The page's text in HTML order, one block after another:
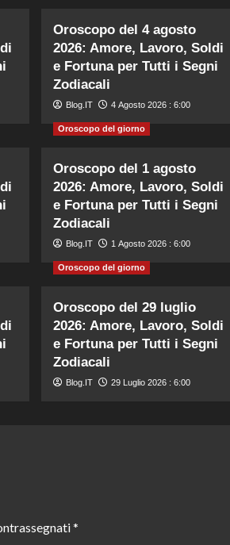
Oroscopo del 4 agosto
2026: Amore, Lavoro, Soldi
e Fortuna per Tutti i Segni
Zodiacali
Blog.IT 4 Agosto 2026 : 6:00
Oroscopo del giorno
Oroscopo del 1 agosto
2026: Amore, Lavoro, Soldi
e Fortuna per Tutti i Segni
Zodiacali
Blog.IT 1 Agosto 2026 : 6:00
Oroscopo del giorno
Oroscopo del 29 luglio
2026: Amore, Lavoro, Soldi
e Fortuna per Tutti i Segni
Zodiacali
Blog.IT 29 Luglio 2026 : 6:00
*